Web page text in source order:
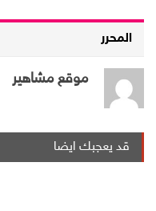
المحرر
موقع مشاهير
قد يعجبك ايضا